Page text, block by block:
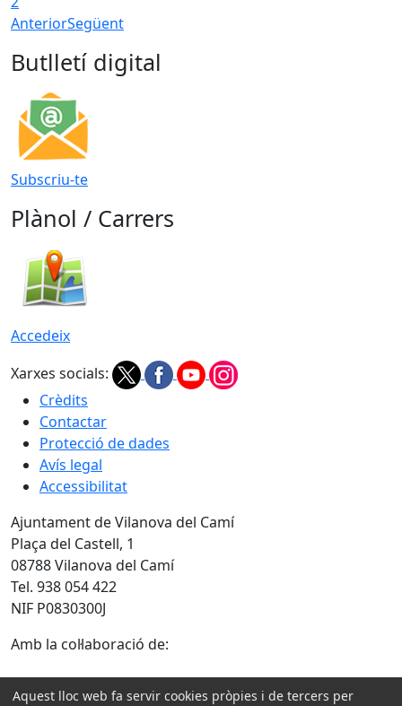
AnteriorSegüent
Butlletí digital
Subscriu-te
Plànol / Carrers
Accedeix
Xarxes socials:
Crèdits
Contactar
Protecció de dades
Avís legal
Accessibilitat
Ajuntament de Vilanova del Camí
Plaça del Castell, 1
08788 Vilanova del Camí
Tel. 938 054 422
NIF P0830300J
Amb la col·laboració de:
Aquest lloc web fa servir cookies pròpies i de tercers per